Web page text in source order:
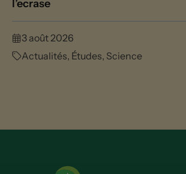
l’ecrase
3 août 2026
Actualités, Études, Science